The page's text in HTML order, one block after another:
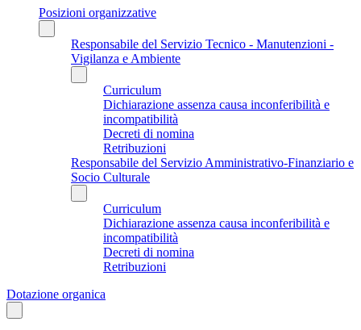
Posizioni organizzative
Responsabile del Servizio Tecnico - Manutenzioni -
Vigilanza e Ambiente
Curriculum
Dichiarazione assenza causa inconferibilità e
incompatibilità
Decreti di nomina
Retribuzioni
Responsabile del Servizio Amministrativo-Finanziario e
Socio Culturale
Curriculum
Dichiarazione assenza causa inconferibilità e
incompatibilità
Decreti di nomina
Retribuzioni
Dotazione organica